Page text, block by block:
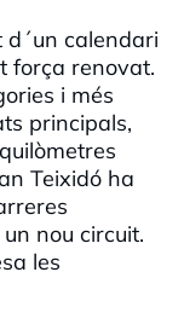
calendari
força renovat.
i més
principals,
Teixidó ha
nou circuit.
les